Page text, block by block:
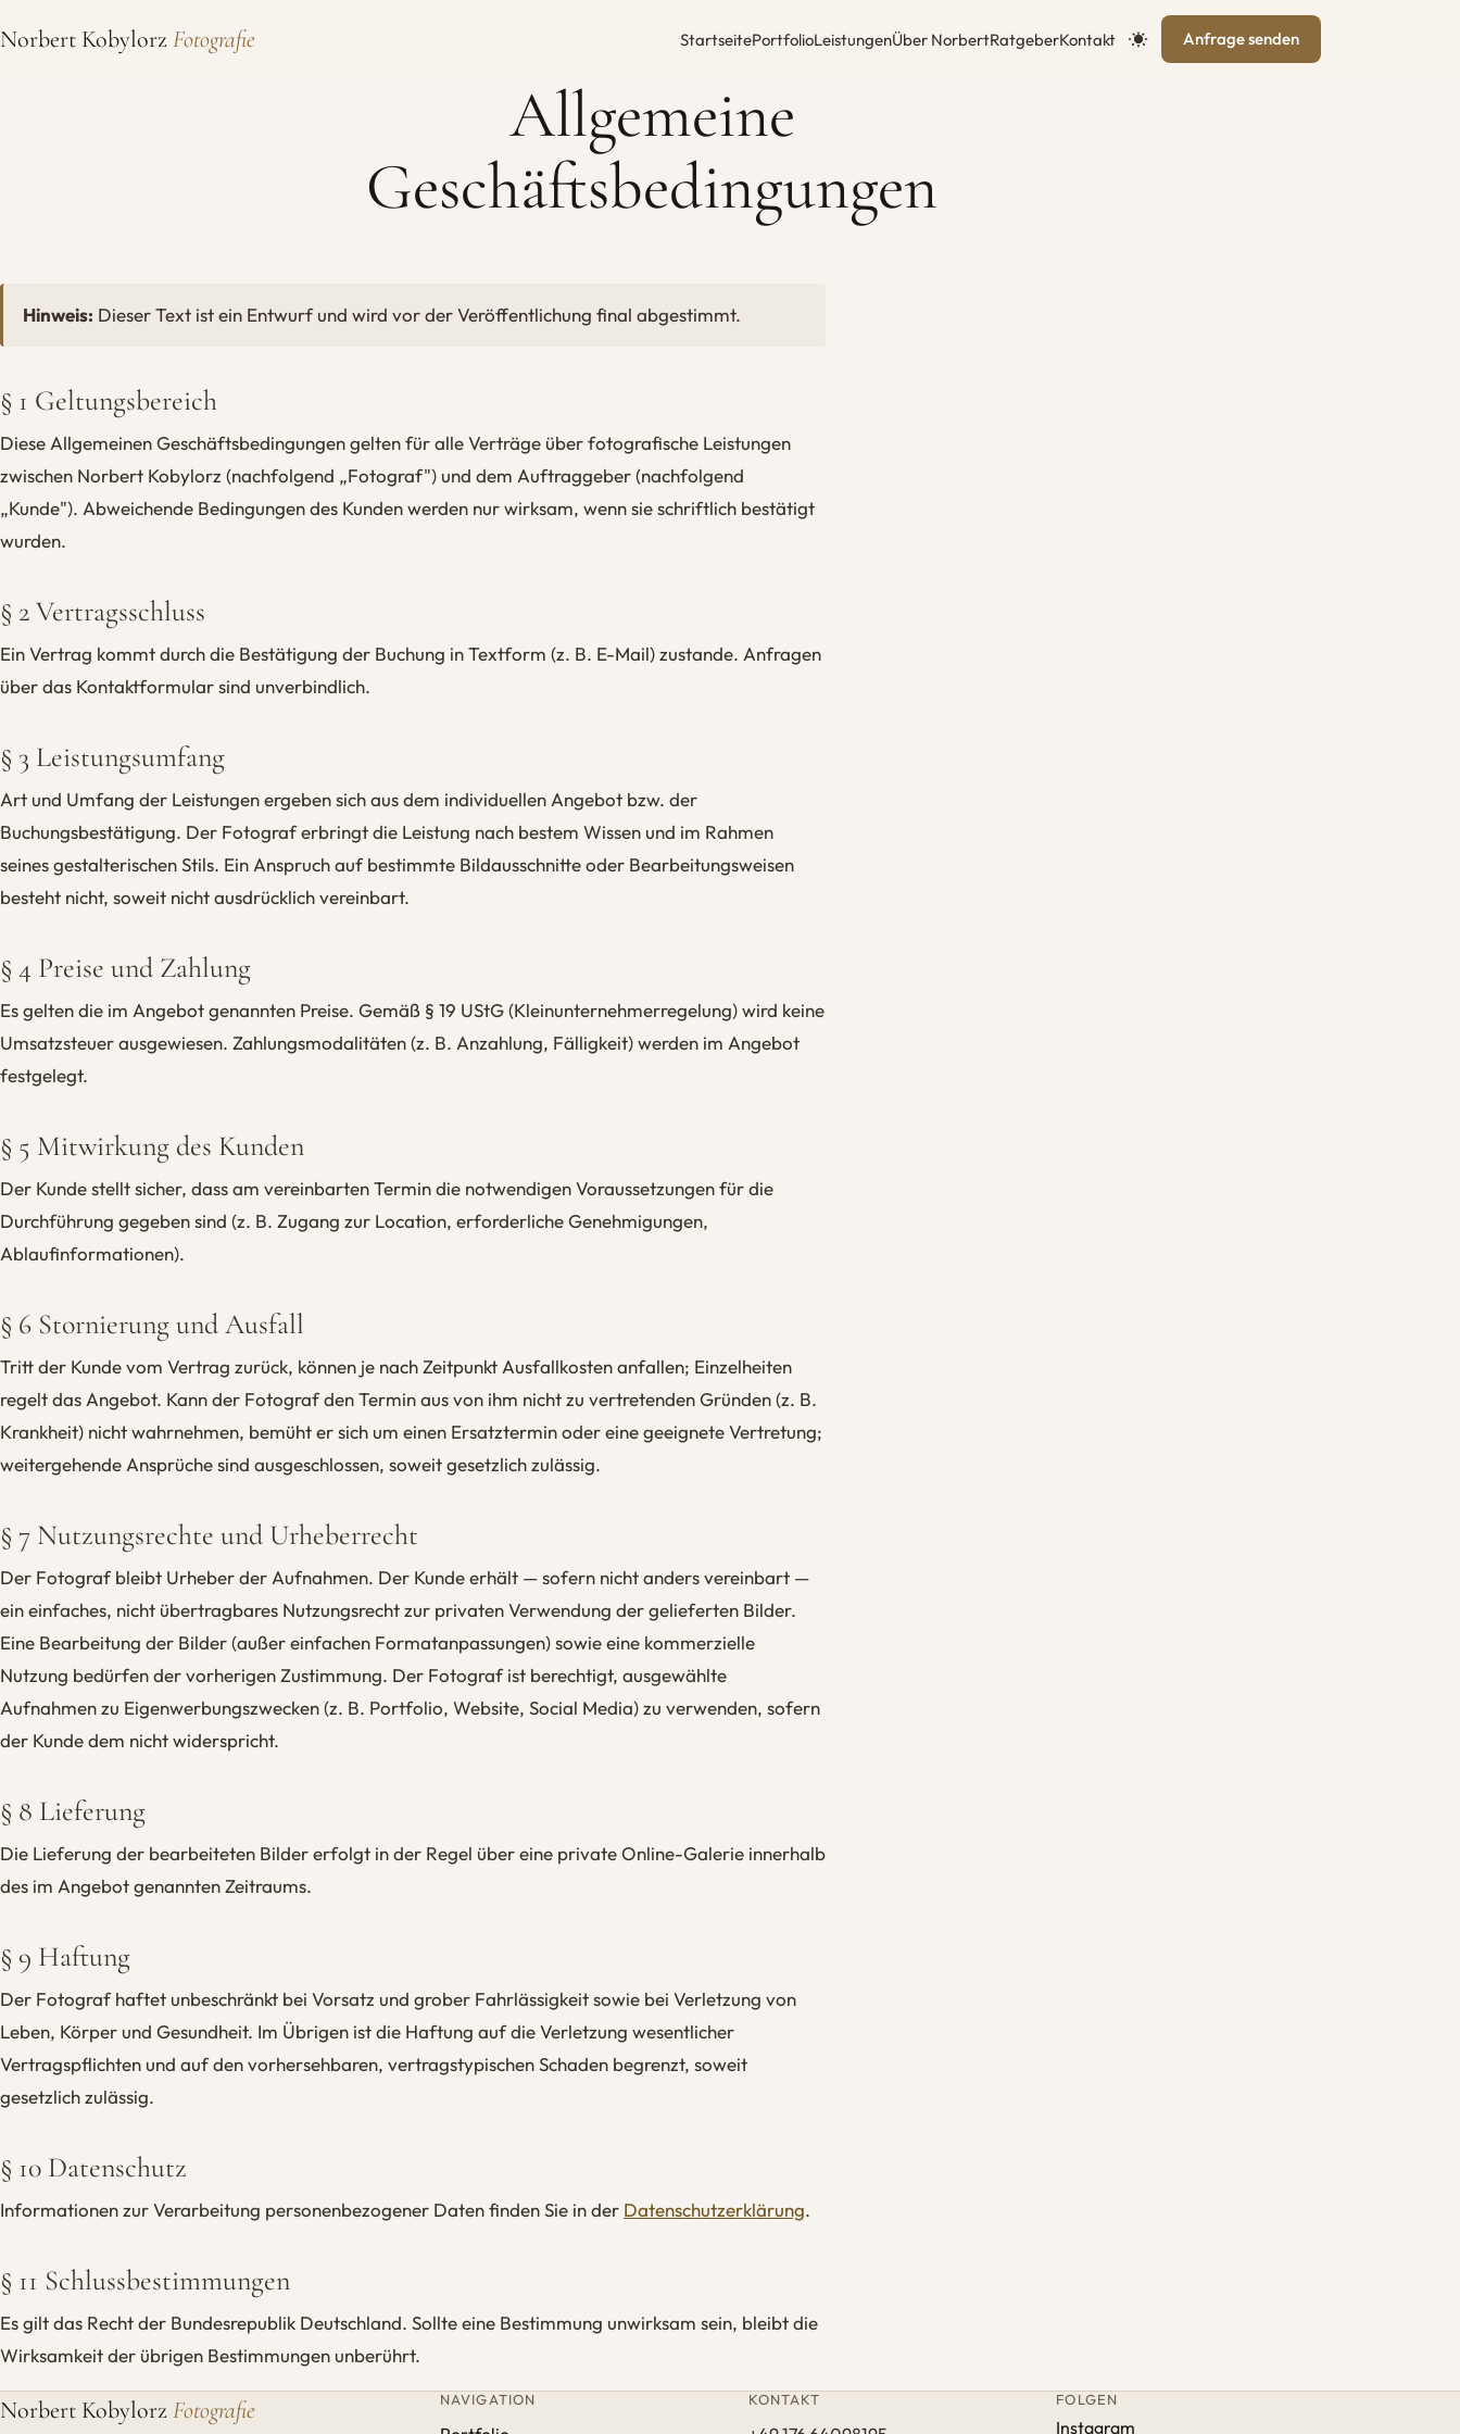
Norbert KobylorzFotografie StartseitePortfolioLeistungenÜber NorbertRatgeberKontakt Anfrage senden
Allgemeine
Geschäftsbedingungen
Hinweis: Dieser Text ist ein Entwurf und wird vor der Veröffentlichung final abgestimmt.
§ 1 Geltungsbereich
Diese Allgemeinen Geschäftsbedingungen gelten für alle Verträge über fotografische Leistungen
zwischen Norbert Kobylorz (nachfolgend „Fotograf") und dem Auftraggeber (nachfolgend
„Kunde"). Abweichende Bedingungen des Kunden werden nur wirksam, wenn sie schriftlich bestätigt
wurden.
§ 2 Vertragsschluss
Ein Vertrag kommt durch die Bestätigung der Buchung in Textform (z. B. E-Mail) zustande. Anfragen
über das Kontaktformular sind unverbindlich.
§ 3 Leistungsumfang
Art und Umfang der Leistungen ergeben sich aus dem individuellen Angebot bzw. der
Buchungsbestätigung. Der Fotograf erbringt die Leistung nach bestem Wissen und im Rahmen
seines gestalterischen Stils. Ein Anspruch auf bestimmte Bildausschnitte oder Bearbeitungsweisen
besteht nicht, soweit nicht ausdrücklich vereinbart.
§ 4 Preise und Zahlung
Es gelten die im Angebot genannten Preise. Gemäß § 19 UStG (Kleinunternehmerregelung) wird keine
Umsatzsteuer ausgewiesen. Zahlungsmodalitäten (z. B. Anzahlung, Fälligkeit) werden im Angebot
festgelegt.
§ 5 Mitwirkung des Kunden
Der Kunde stellt sicher, dass am vereinbarten Termin die notwendigen Voraussetzungen für die
Durchführung gegeben sind (z. B. Zugang zur Location, erforderliche Genehmigungen,
Ablaufinformationen).
§ 6 Stornierung und Ausfall
Tritt der Kunde vom Vertrag zurück, können je nach Zeitpunkt Ausfallkosten anfallen; Einzelheiten
regelt das Angebot. Kann der Fotograf den Termin aus von ihm nicht zu vertretenden Gründen (z. B.
Krankheit) nicht wahrnehmen, bemüht er sich um einen Ersatztermin oder eine geeignete Vertretung;
weitergehende Ansprüche sind ausgeschlossen, soweit gesetzlich zulässig.
§ 7 Nutzungsrechte und Urheberrecht
Der Fotograf bleibt Urheber der Aufnahmen. Der Kunde erhält — sofern nicht anders vereinbart —
ein einfaches, nicht übertragbares Nutzungsrecht zur privaten Verwendung der gelieferten Bilder.
Eine Bearbeitung der Bilder (außer einfachen Formatanpassungen) sowie eine kommerzielle
Nutzung bedürfen der vorherigen Zustimmung. Der Fotograf ist berechtigt, ausgewählte
Aufnahmen zu Eigenwerbungszwecken (z. B. Portfolio, Website, Social Media) zu verwenden, sofern
der Kunde dem nicht widerspricht.
§ 8 Lieferung
Die Lieferung der bearbeiteten Bilder erfolgt in der Regel über eine private Online-Galerie innerhalb
des im Angebot genannten Zeitraums.
§ 9 Haftung
Der Fotograf haftet unbeschränkt bei Vorsatz und grober Fahrlässigkeit sowie bei Verletzung von
Leben, Körper und Gesundheit. Im Übrigen ist die Haftung auf die Verletzung wesentlicher
Vertragspflichten und auf den vorhersehbaren, vertragstypischen Schaden begrenzt, soweit
gesetzlich zulässig.
§ 10 Datenschutz
Informationen zur Verarbeitung personenbezogener Daten finden Sie in der Datenschutzerklärung.
§ 11 Schlussbestimmungen
Es gilt das Recht der Bundesrepublik Deutschland. Sollte eine Bestimmung unwirksam sein, bleibt die
Wirksamkeit der übrigen Bestimmungen unberührt.
Norbert Kobylorz Fotografie NAVIGATION KONTAKT FOLGEN
Instagram